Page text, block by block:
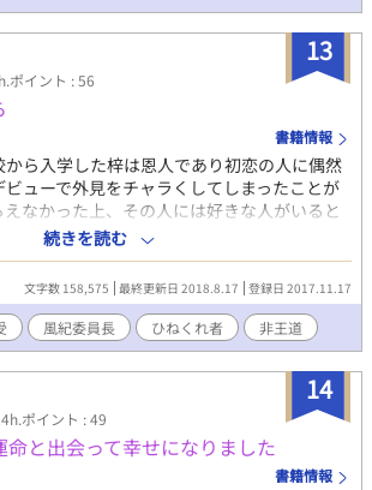
13
ポイント : 56
書籍情報
ら入学した梓は恩人であり初恋の人に偶然
ューで外見をチャラくしてしまったことが
なかった上、その人には好きな人がいると
の策でセフレにしてもらうことに成功し、イ
ていたのだが、ある日、時季外れの転校生
人公が結構下品発言をします。一応Ｒ１８
ようにします。全体的にかるーい仕上がりに
くならない感じになってきました。スミマ
続きを読む
文字数 158,575 最終更新日 2018.8.17 登録日 2017.11.17
風紀委員長 ひねくれ者 非王道
14
ポイント : 49
と出会って幸せになりました
書籍情報